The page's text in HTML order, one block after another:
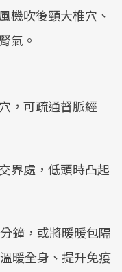
機吹後頸大椎穴、
氣。
，可疏通督脈經
界處，低頭時凸起
鐘，或將暖暖包隔
暖全身、提升免疫